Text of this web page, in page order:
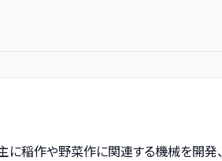
作や野菜作に関連する機械を開発、